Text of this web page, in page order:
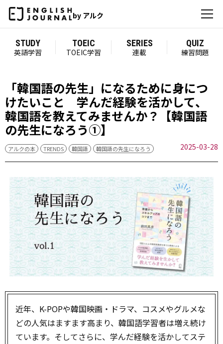
by アルク
STUDY
英語学習
TOEIC
TOEIC学習
SERIES
連載
QUIZ
練習問題
「韓国語の先生」になるために身につ
けたいこと 学んだ経験を活かして、
韓国語を教えてみませんか？【韓国語
の先生になろう①】
アルクの本 TRENDS 韓国語 韓国語の先生になろう 2025-03-28
近年、K-POPや韓国映画・ドラマ、コスメやグルメな
どの人気はますます高まり、韓国語学習者は増え続け
ています。そしてさらに、学んだ経験を活かしてステ